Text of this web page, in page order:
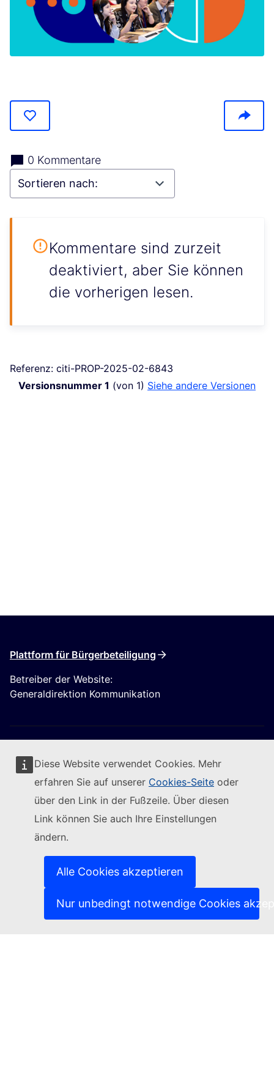
Diese Website verwendet Cookies. Mehr
erfahren Sie auf unserer Cookies-Seite oder
über den Link in der Fußzeile. Über diesen
Link können Sie auch Ihre Einstellungen
ändern.
Alle Cookies akzeptieren
Nur unbedingt notwendige Cookies
0 Kommentare
Kommentare sind zurzeit
deaktiviert, aber Sie können
die vorherigen lesen.
Referenz: citi-PROP-2025-02-6843
Versionsnummer 1 (von 1) siehe andere Versionen
Plattform für Bürgerbeteiligung
Betreiber der Website:
Generaldirektion Kommunikation
Folgen Sie der Europäischen Kommission
Kontakt(Externer Link)
IT-Sicherheitslücke melden
Sprachen auf unseren Websites(Externer Link)
(Externer Link)
Schutz der Privatsphäre
Rechtlicher Hinweis
(Externer Link)